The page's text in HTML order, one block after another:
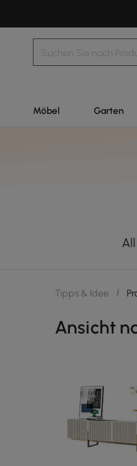
Möbel Garten
All
Tipps & Idee /
Ansicht